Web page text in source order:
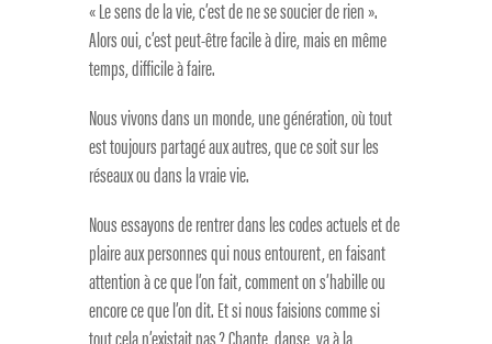
« Le sens de la vie, c’est de ne se soucier de rien ».
Alors oui, c’est peut-être facile à dire, mais en même
temps, difficile à faire.
Nous vivons dans un monde, une génération, où tout
est toujours partagé aux autres, que ce soit sur les
réseaux ou dans la vraie vie.
Nous essayons de rentrer dans les codes actuels et de
plaire aux personnes qui nous entourent, en faisant
attention à ce que l’on fait, comment on s’habille ou
encore ce que l’on dit. Et si nous faisions comme si
tout cela n’existait pas ? Chante, danse, va à la